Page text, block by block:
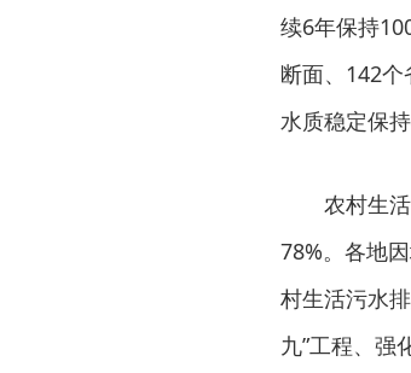
续6年保持
断面、142
水质稳定保
农村生
78%。各地
村生活污水
九”工程、强